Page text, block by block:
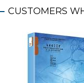
CUSTOMERS